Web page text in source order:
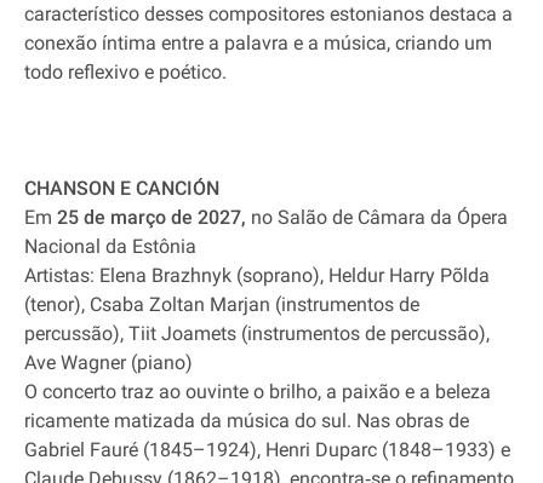
característico desses compositores estonianos destaca a
conexão íntima entre a palavra e a música, criando um
todo reflexivo e poético.
CHANSON E CANCIÓN
Em 25 de março de 2027, no Salão de Câmara da Ópera
Nacional da Estônia
Artistas: Elena Brazhnyk (soprano), Heldur Harry Põlda
(tenor), Csaba Zoltan Marjan (instrumentos de
percussão), Tiit Joamets (instrumentos de percussão),
Ave Wagner (piano)
O concerto traz ao ouvinte o brilho, a paixão e a beleza
ricamente matizada da música do sul. Nas obras de
Gabriel Fauré (1845–1924), Henri Duparc (1848–1933) e